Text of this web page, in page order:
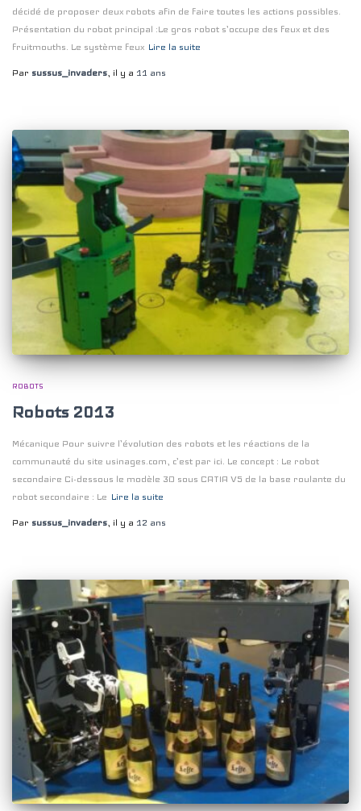
décidé de proposer deux robots afin de faire toutes les actions possibles.
Présentation du robot principal :Le gros robot s’occupe des feux et des
fruitmouths. Le système feux Lire la suite
Par sussus_invaders, il y a 11 ans
ROBOTS
Robots 2013
Mécanique Pour suivre l’évolution des robots et les réactions de la
communauté du site usinages.com, c’est par ici. Le concept : Le robot
secondaire Ci-dessous le modèle 3D sous CATIA V5 de la base roulante du
robot secondaire : Le Lire la suite
Par sussus_invaders , il y a 12 ans